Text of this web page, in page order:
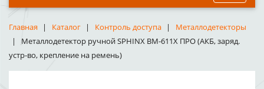
Главная Каталог Контроль доступа
Металлодетекторы
Металлодетектор ручной SPHINX ВМ-611Х ПРО (АКБ, заряд.
устр-во, крепление на ремень)